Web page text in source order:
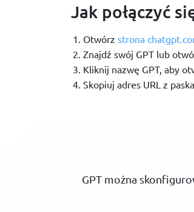
Jak połączyć
Otwórz strona
Znajdź swój GPT lub
Kliknij nazwę GPT, aby
Skopiuj adres URL z
GPT można